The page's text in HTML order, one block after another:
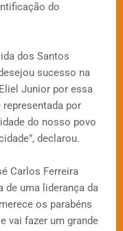
do
dos Santos
sucesso na
Junior por essa
por
do nosso povo
declarou.
Carlos Ferreira
de uma liderança da
os parabéns
vai fazer um grande